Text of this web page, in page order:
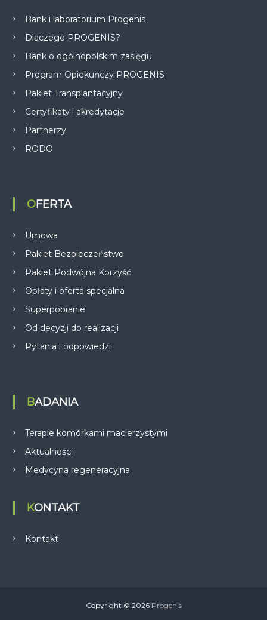
Bank i laboratorium Progenis
Dlaczego PROGENIS?
Bank o ogólnopolskim zasięgu
Program Opiekuńczy PROGENIS
Pakiet Transplantacyjny
Certyfikaty i akredytacje
Partnerzy
RODO
OFERTA
Umowa
Pakiet Bezpieczeństwo
Pakiet Podwójna Korzyść
Opłaty i oferta specjalna
Superpobranie
Od decyzji do realizacji
Pytania i odpowiedzi
BADANIA
Terapie komórkami macierzystymi
Aktualności
Medycyna regeneracyjna
KONTAKT
Kontakt
Copyright © 2026 Progenis